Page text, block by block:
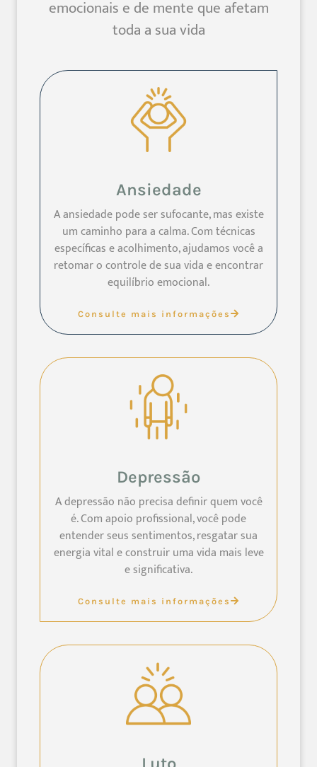
emocionais e de mente que afetam
toda a sua vida
Ansiedade
A ansiedade pode ser sufocante, mas existe
um caminho para a calma. Com técnicas
específicas e acolhimento, ajudamos você a
retomar o controle de sua vida e encontrar
equilíbrio emocional.
Consulte mais informações
Depressão
A depressão não precisa definir quem você
é. Com apoio profissional, você pode
entender seus sentimentos, resgatar sua
energia vital e construir uma vida mais leve
e significativa.
Consulte mais informações